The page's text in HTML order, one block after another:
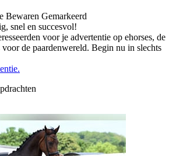
Bewaren Gemarkeerd
snel en succesvol!
voor je advertentie op ehorses, de
voor de paardenwereld. Begin nu in slechts